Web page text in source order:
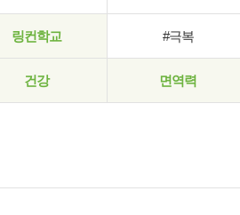
링컨학교 #극복
건강 면역력